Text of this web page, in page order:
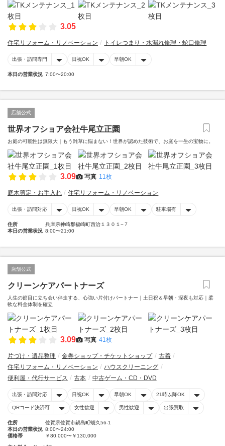
3.05
住宅リフォーム・リノベーション トイレつまり・水漏れ修理・蛇口修理
出張・訪問専門 日祝OK 早朝OK
本日の営業状況 7:00〜20:00
店舗公式
世界オフショア会社牛尾立正園
お庭の可能性は無限大｜もう雑草に悩まない！世界が認めた技術で、お庭を一生の宝物に。
3.09 写真 11枚
庭木剪定・お手入れ 住宅リフォーム・リノベーション
出張・訪問対応 日祝OK 早朝OK 駐車場有
住所
兵庫県神崎郡福崎町西治１３０１−７
本日の営業状況 8:00〜21:00
店舗公式
クリーンケアパートナーズ
人生の節目に立ち会い伴走する、心強い片付けパートナー｜土日祝＆早朝・深夜も対応｜柔
軟な料金体制を確立
3.09 写真 41枚
片づけ・遺品整理 金券ショップ・チケットショップ
古着
住宅リフォーム・リノベーション
ハウスクリーニング
便利屋・代行サービス
古本 中古ゲーム・CD・DVD
出張・訪問対応 日祝OK 早朝OK 21時以降OK
QRコード決済可 女性歓迎 男性歓迎 出張買取
住所
佐賀県佐賀市鍋島町蛎久56-1
本日の営業状況 8:00〜24:00
価格帯
￥80,000〜￥130,000